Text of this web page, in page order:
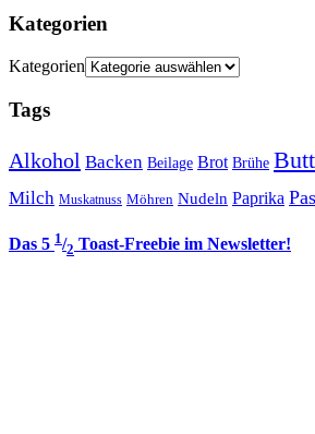
Kategorien
Kategorien
Tags
Alkohol Backen Beilage Brot Brühe
Milch Muskatnuss Möhren Nudeln Paprika
Das 5 1/2 Toast-Freebie im Newsletter!